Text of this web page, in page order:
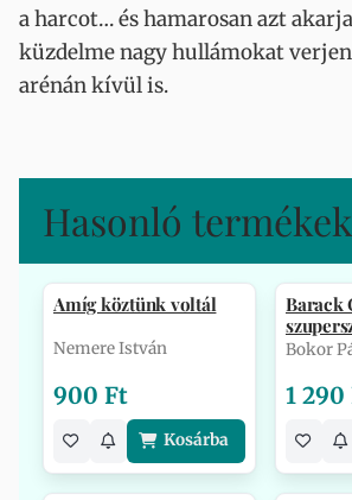
a harcot… és hamarosan azt
küzdelme nagy hullámokat verjen
arénán kívül is.
Hasonló termékek
Amíg köztünk voltál
Nemere István
900 Ft
Kosárba
Barack
Bokor
1 290